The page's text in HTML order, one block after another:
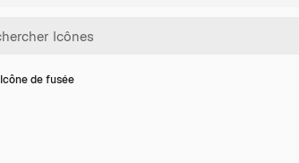
Icône de fusée